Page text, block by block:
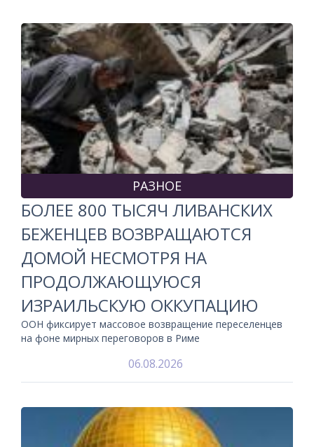
РАЗНОЕ
БОЛЕЕ 800 ТЫСЯЧ ЛИВАНСКИХ
БЕЖЕНЦЕВ ВОЗВРАЩАЮТСЯ
ДОМОЙ НЕСМОТРЯ НА
ПРОДОЛЖАЮЩУЮСЯ
ИЗРАИЛЬСКУЮ ОККУПАЦИЮ
ООН фиксирует массовое возвращение переселенцев
на фоне мирных переговоров в Риме
06.08.2026